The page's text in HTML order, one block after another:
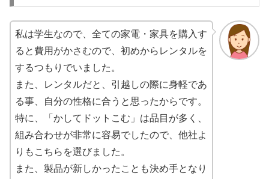
私は学生なので、全ての家電・家具を購入す
ると費用がかさむので、初めからレンタルを
するつもりでいました。
また、レンタルだと、引越しの際に身軽であ
る事、自分の性格に合うと思ったからです。
特に、「かしてドットこむ」は品目が多く、
組み合わせが非常に容易でしたので、他社よ
りもこちらを選びました。
また、製品が新しかったことも決め手となり